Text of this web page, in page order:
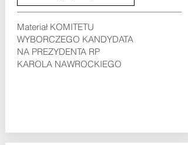
Materiał KOMITETU
WYBORCZEGO KANDYDATA
NA PREZYDENTA RP
KAROLA NAWROCKIEGO